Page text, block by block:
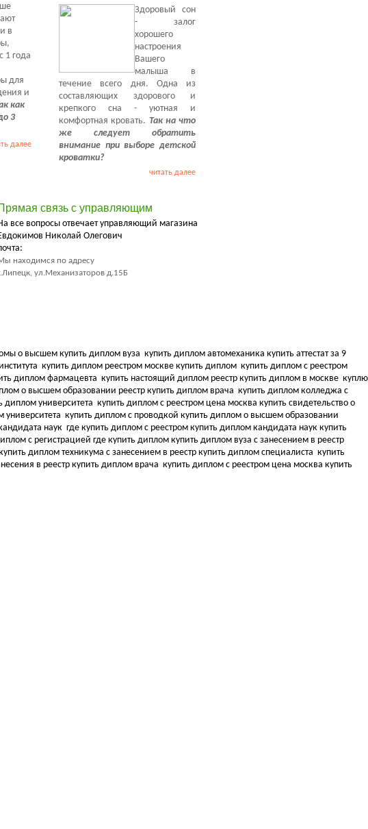
в
1 года
для
и
как
3
далее
Здоровый сон
- залог
хорошего
настроения
Вашего
малыша в
течение всего дня. Одна из
составляющих здорового и
крепкого сна - уютная и
комфортная кровать. Так на что
же следует обратить
внимание при выборе детской
кроватки?
читать далее
связь с управляющим
все вопросы отвечает управляющий магазина
Николай Олегович
находимся по адресу
ул.Механизаторов д.15Б
о высшем купить диплом вуза купить диплом автомеханика купить аттестат за 9
купить диплом реестром москве купить диплом купить диплом с реестром
диплом фармацевта купить настоящий диплом реестр купить диплом в москве куплю
о высшем образовании реестр купить диплом врача купить диплом колледжа с
диплом университета купить диплом с реестром цена москва купить свидетельство о
университета купить диплом с проводкой купить диплом о высшем образовании
наук где купить диплом с реестром купить диплом кандидата наук купить
с регистрацией где купить диплом купить диплом вуза с занесением в реестр
диплом техникума с занесением в реестр купить диплом специалиста купить
в реестр купить диплом врача купить диплом с реестром цена москва купить